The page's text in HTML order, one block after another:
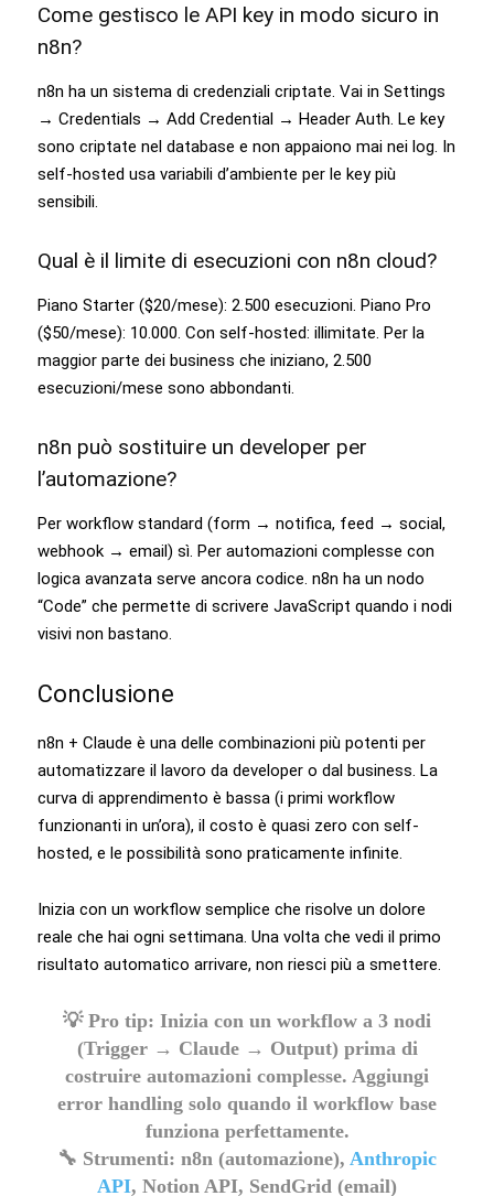
Come gestisco le API key in modo sicuro in
n8n?
n8n ha un sistema di credenziali criptate. Vai in Settings
→ Credentials → Add Credential → Header Auth. Le key
sono criptate nel database e non appaiono mai nei log. In
self-hosted usa variabili d’ambiente per le key più
sensibili.
Qual è il limite di esecuzioni con n8n cloud?
Piano Starter ($20/mese): 2.500 esecuzioni. Piano Pro
($50/mese): 10.000. Con self-hosted: illimitate. Per la
maggior parte dei business che iniziano, 2.500
esecuzioni/mese sono abbondanti.
n8n può sostituire un developer per
l’automazione?
Per workflow standard (form → notifica, feed → social,
webhook → email) sì. Per automazioni complesse con
logica avanzata serve ancora codice. n8n ha un nodo
“Code” che permette di scrivere JavaScript quando i nodi
visivi non bastano.
Conclusione
n8n + Claude è una delle combinazioni più potenti per
automatizzare il lavoro da developer o dal business. La
curva di apprendimento è bassa (i primi workflow
funzionanti in un’ora), il costo è quasi zero con self-
hosted, e le possibilità sono praticamente infinite.
Inizia con un workflow semplice che risolve un dolore
reale che hai ogni settimana. Una volta che vedi il primo
risultato automatico arrivare, non riesci più a smettere.
💡 Pro tip: Inizia con un workflow a 3 nodi
(Trigger → Claude → Output) prima di
costruire automazioni complesse. Aggiungi
error handling solo quando il workflow base
funziona perfettamente.
🔧 Strumenti: n8n (automazione), Anthropic
API, Notion API, SendGrid (email)